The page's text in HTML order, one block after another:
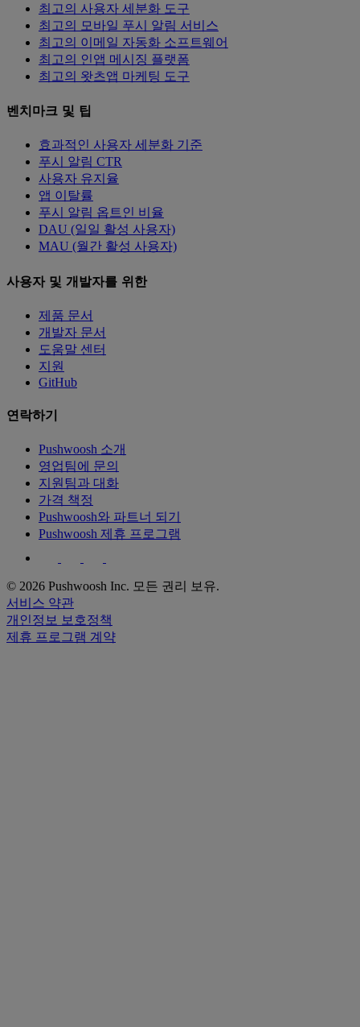
최고의 사용자 세분화 도구
최고의 모바일 푸시 알림 서비스
최고의 이메일 자동화 소프트웨어
최고의 인앱 메시징 플랫폼
최고의 왓츠앱 마케팅 도구
벤치마크 및 팁
효과적인 사용자 세분화 기준
푸시 알림 CTR
사용자 유지율
앱 이탈률
푸시 알림 옵트인 비율
DAU (일일 활성 사용자)
MAU (월간 활성 사용자)
사용자 및 개발자를 위한
제품 문서
개발자 문서
도움말 센터
지원
GitHub
연락하기
Pushwoosh 소개
영업팀에 문의
지원팀과 대화
가격 책정
Pushwoosh와 파트너 되기
Pushwoosh 제휴 프로그램
© 2026 Pushwoosh Inc. 모든 권리 보유.
서비스 약관
개인정보 보호정책
제휴 프로그램 계약